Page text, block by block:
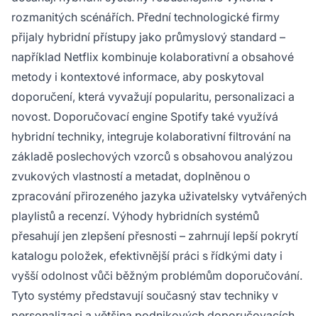
rozmanitých scénářích. Přední technologické firmy
přijaly hybridní přístupy jako průmyslový standard –
například Netflix kombinuje kolaborativní a obsahové
metody i kontextové informace, aby poskytoval
doporučení, která vyvažují popularitu, personalizaci a
novost. Doporučovací engine Spotify také využívá
hybridní techniky, integruje kolaborativní filtrování na
základě poslechových vzorců s obsahovou analýzou
zvukových vlastností a metadat, doplněnou o
zpracování přirozeného jazyka uživatelsky vytvářených
playlistů a recenzí. Výhody hybridních systémů
přesahují jen zlepšení přesnosti – zahrnují lepší pokrytí
katalogu položek, efektivnější práci s řídkými daty i
vyšší odolnost vůči běžným problémům doporučování.
Tyto systémy představují současný stav techniky v